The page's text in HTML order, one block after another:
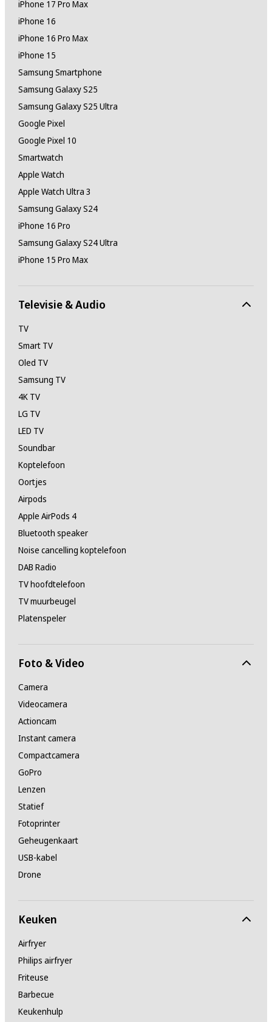
iPhone 17 Pro Max
iPhone 16
iPhone 16 Pro Max
iPhone 15
Samsung Smartphone
Samsung Galaxy S25
Samsung Galaxy S25 Ultra
Google Pixel
Google Pixel 10
Smartwatch
Apple Watch
Apple Watch Ultra 3
Samsung Galaxy S24
iPhone 16 Pro
Samsung Galaxy S24 Ultra
iPhone 15 Pro Max
Televisie & Audio
TV
Smart TV
Oled TV
Samsung TV
4K TV
LG TV
LED TV
Soundbar
Koptelefoon
Oortjes
Airpods
Apple AirPods 4
Bluetooth speaker
Noise cancelling koptelefoon
DAB Radio
TV hoofdtelefoon
TV muurbeugel
Platenspeler
Foto & Video
Camera
Videocamera
Actioncam
Instant camera
Compactcamera
GoPro
Lenzen
Statief
Fotoprinter
Geheugenkaart
USB-kabel
Drone
Keuken
Airfryer
Philips airfryer
Friteuse
Barbecue
Keukenhulp